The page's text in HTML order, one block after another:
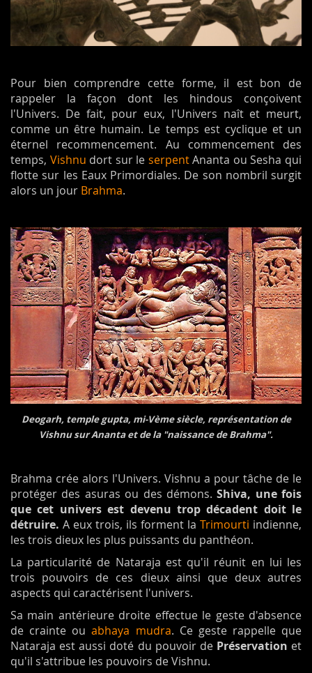
Pour bien comprendre cette forme, il est bon de
rappeler la façon dont les hindous conçoivent
l'Univers. De fait, pour eux, l'Univers naît et meurt,
comme un être humain. Le temps est cyclique et un
éternel recommencement. Au commencement des
temps, Vishnu dort sur le serpentAnanta ou Sesha qui
flotte sur les Eaux Primordiales. De son nombril surgit
alors un jour Brahma.
Deogarh, temple gupta, mi-Vème siècle, représentation de
Vishnu sur Ananta et de la "naissance de Brahma".
Brahma crée alors l'Univers. Vishnu a pour tâche de le
protéger des asuras ou des démons.Shiva, une fois
que cet univers est devenu trop décadent doit le
détruire. A eux trois, ils forment la Trimourti indienne,
les trois dieux les plus puissants du panthéon.
La particularité de Nataraja est qu'il réunit en lui les
trois pouvoirs de ces dieux ainsi que deux autres
aspects qui caractérisent l'univers.
Sa main antérieure droite effectue le geste d'absence
de crainte ouabhaya mudra. Ce geste rappelle que
Nataraja est aussi doté du pouvoir de Préservation et
qu'il s'attribue les pouvoirs de Vishnu.